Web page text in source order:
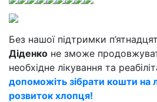
Без нашої підтримки
Діденко не зможе
необхідне лікування та
допоможіть зібрати кошти на
розвиток хлопця!